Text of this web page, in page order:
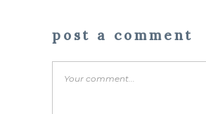
post a comment